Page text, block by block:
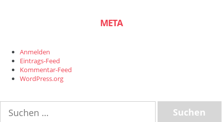
META
Anmelden
Eintrags-Feed
Kommentar-Feed
WordPress.org
nach: